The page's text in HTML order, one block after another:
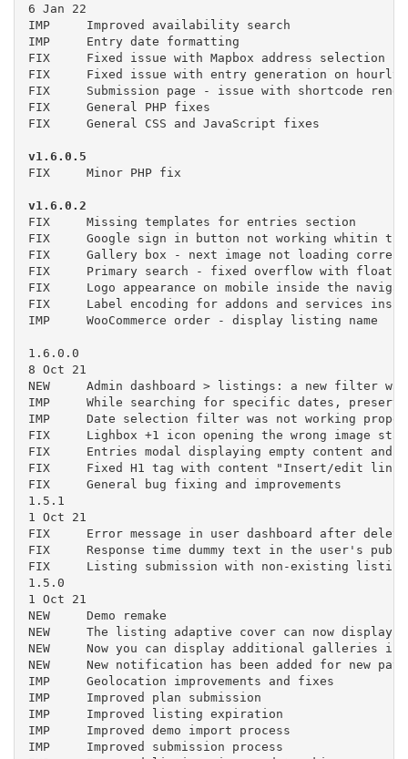
6 Jan 22
IMP	Improved availability search
IMP	Entry date formatting
FIX	Fixed issue with Mapbox address selection
FIX	Fixed issue with entry generation on hourly reservations with instant booking
FIX	Submission page - issue with shortcode rendering
FIX	General PHP fixes
v1.6.0.5
FIX	Missing templates for entries section
FIX	Google sign in button not working whitin the registration section
FIX	Gallery box - next image not loading correctly, follow-up issue
FIX	Primary search - fixed overflow with floating menus on mobile
FIX	Logo appearance on mobile inside the navigation menu
FIX	Label encoding for addons and services inside the entry description
IMP	WooCommerce order - display listing name
1.6.0.0
8 Oct 21
NEW	Admin dashboard > listings: a new filter was added to search by listing type
IMP	While searching for specific dates, preserve the date selection when opening a listing
IMP	Date selection filter was not working properly in some occasions
FIX	Lighbox +1 icon opening the wrong image stack
FIX	Entries modal displaying empty content and other missing templates
FIX	Fixed H1 tag with content "Insert/edit link". HTML editor was replaced with textarea in order to fix the problem
FIX	General bug fixing and improvements
1.5.1
1 Oct 21
FIX	Error message in user dashboard after deleting a listing
FIX	Response time dummy text in the user's public page was replaced
FIX	Listing submission with non-existing listing type vulnerability
1.5.0
1 Oct 21
NEW	Demo remake
NEW	The listing adaptive cover can now display embed code, including street map view and videos
NEW	Now you can display additional galleries in the single listing page. Learn more.
NEW	New notification has been added for new payout requests
IMP	Geolocation improvements and fixes
IMP	Improved plan submission
IMP	Improved listing expiration
IMP	Improved demo import process
IMP	Improved submission process